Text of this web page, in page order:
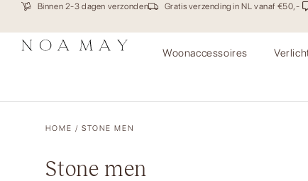
Binnen 2-3 dagen verzonden Gratis verzending in NL vanaf €50,-
Woonaccessoires
HOME / STONE MEN
Stone men